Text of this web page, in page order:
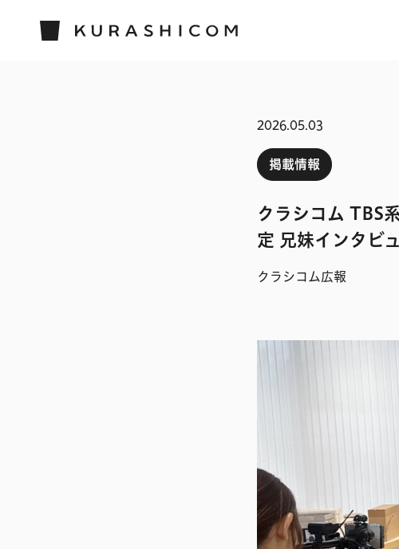
2026.05.03
掲載情報
クラシコム TBS
定 兄妹インタビ
クラシコム広報